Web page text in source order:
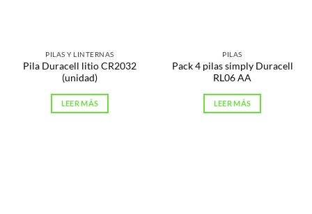
PILAS Y LINTERNAS
Pila Duracell litio CR2032
(unidad)
LEER MÁS
PILAS
Pack 4 pilas simply Duracell
RL06 AA
LEER MÁS